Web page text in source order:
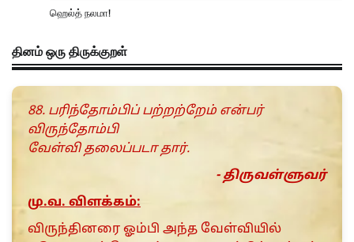
ஹெல்த் நலமா!
தினம் ஒரு திருக்குறள்
88. பரிந்தோம்பிப் பற்றற்றேம் என்பர்
விருந்தோம்பி
வேள்வி தலைப்படா தார்.
- திருவள்ளுவர்
மு.வ. விளக்கம்:
விருந்தினரை ஓம்பி அந்த வேள்வியில்